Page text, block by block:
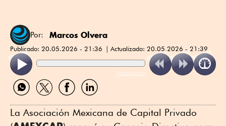
Por: Marcos Olvera
Publicado: 20.05.2026 - 21:36 Actualizado: 20.05.2026 - 21:39
ReadSpeaker
Compartir
por
Compartir
por
Compartir
por
Compartir
por
La Asociación Mexicana de Capital Privado